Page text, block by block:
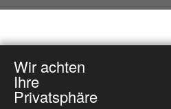
Wir achten
Ihre
Privatsphäre